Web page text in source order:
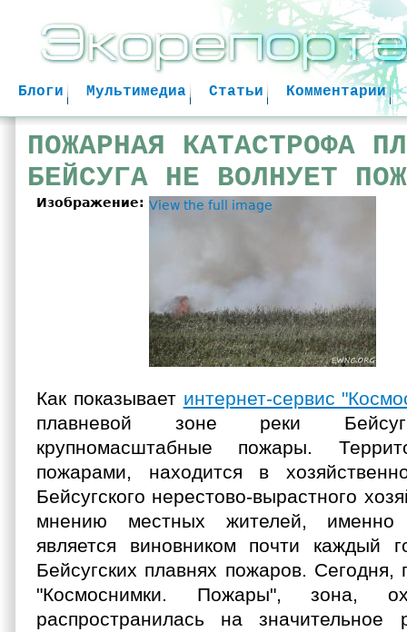
Комментарии
Статьи
Мультимедиа
Блоги
ПОЖАРНАЯ КАТАСТРОФА
БЕЙСУГА НЕ ВОЛНУЕТ
Изображение: View the full image
Как показывает интернет-сервис
плавневой зоне реки Бейсуг
крупномасштабные пожары.
пожарами, находится в
Бейсугского нерестово-вырастного
мнению местных жителей, именно
является виновником почти каждый
Бейсугских плавнях пожаров.
"Космоснимки. Пожары", зона,
распространилась на значительное